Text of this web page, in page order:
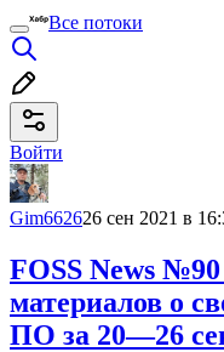
Все потоки
Войти
Gim662626 сен 2021 в
FOSS News
материалов о
ПО за 20—26